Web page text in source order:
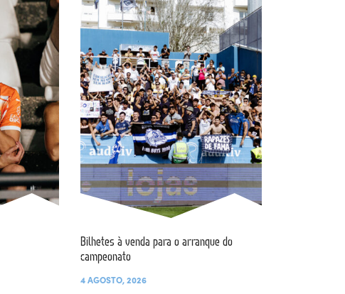
Bilhetes à venda para o arranque do
campeonato
4 AGOSTO, 2026